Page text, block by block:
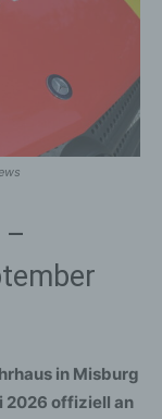
–
in Misburg
2026 offiziell an